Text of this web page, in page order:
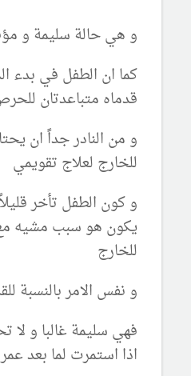
و هي حالة سليمة و
كما ان الطفل في بدء
قدماه متباعدتان
و من النادر جداً ان
للخارج لعلاج تقويمي
و كون الطفل تأخر
يكون هو سبب مشيه
للخارج
و نفس الامر بالنسبة
فهي سليمة غالبا و لا
اذا استمرت لما بعد عمر 3 سنوات